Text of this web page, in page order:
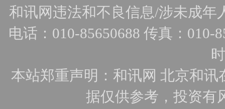
和讯网违法和不良信息/涉未成年
电话：010-85650688 传真：010-
本站郑重声明：和讯网 北京和
据仅供参考，投资有